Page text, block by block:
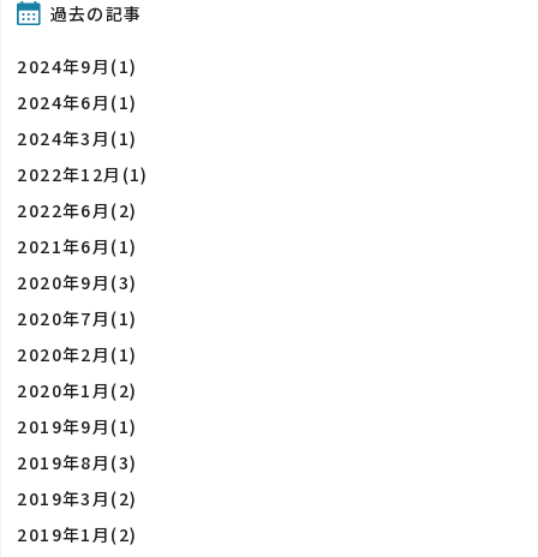
過去の記事
2024年9月(1)
2024年6月(1)
2024年3月(1)
2022年12月(1)
2022年6月(2)
2021年6月(1)
2020年9月(3)
2020年7月(1)
2020年2月(1)
2020年1月(2)
2019年9月(1)
2019年8月(3)
2019年3月(2)
2019年1月(2)